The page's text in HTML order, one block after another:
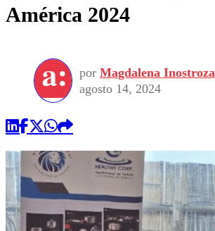
América 2024
por Magdalena Inostroza
agosto 14, 2024